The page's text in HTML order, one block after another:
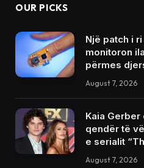
OUR PICKS
Një patch i
monitoron
përmes
August 7, 2026
Kaia Gerber
qendër të
e serialit
August 7, 2026